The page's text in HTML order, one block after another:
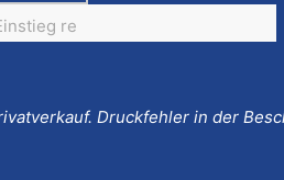
re
Druckfehler in der